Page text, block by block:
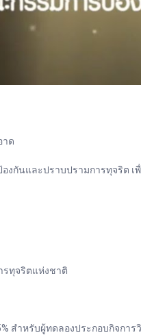
าด
งกันและปราบปรามการทุจริต
รทุจริตแห่งชาติ
สำหรับผู้ทดลองประกอบกิจกา